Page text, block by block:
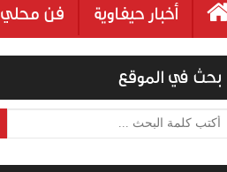
أخبار حيفاوية فن محلي
بحث في الموقع
أكتب كلمة البحث ...